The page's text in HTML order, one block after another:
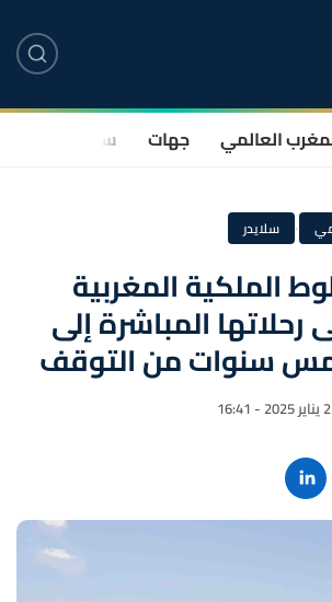
العالمي جهات سياسة
· سلايدر
الملكية المغربية
المباشرة إلى
سنوات من التوقف